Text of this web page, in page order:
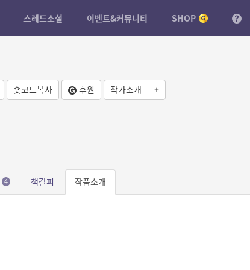
스레드소설 이벤트&커뮤니티 SHOP
숏코드복사 후원 작가소개 +
4 책갈피 작품소개